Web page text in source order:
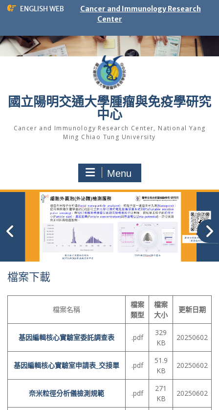
Skip
ENGLISH WEB
Cancer and Immunology Research
Center
國立陽明交通大學腫瘤與免疫學研究
中心
Cancer and Immunology Research Center, National Yang
Ming Chiao Tung University
Menu
檔案下載
檔案名稱
檔案
類型
檔案
大小
更新日期
基因編輯核心實驗室委託調查表 .pdf
329
KB
20250602
基因編輯核心實驗室申請表_交接單 .pdf
51.9
KB
20250602
奈米粒徑分析儀檢測規範 .pdf
271
KB
20250602